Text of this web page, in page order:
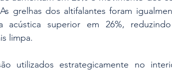
grelhas dos altifalantes foram
acústica superior em 26%,
limpa.
utilizados estrategicamente no